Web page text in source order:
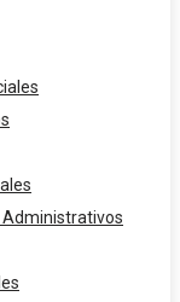
Administrativos